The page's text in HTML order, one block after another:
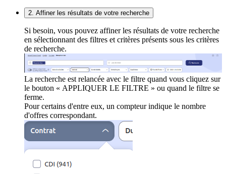
2. Affiner les résultats de votre recherche
Si besoin, vous pouvez affiner les résultats de votre recherche
en sélectionnant des filtres et critères présents sous les critères
de recherche.
La recherche est relancée avec le filtre quand vous cliquez sur
le bouton « APPLIQUER LE FILTRE » ou quand le filtre se
ferme.
Pour certains d'entre eux, un compteur indique le nombre
d'offres correspondant.